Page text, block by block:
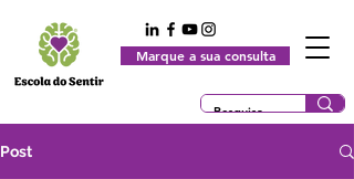
Marque a sua consulta
Post